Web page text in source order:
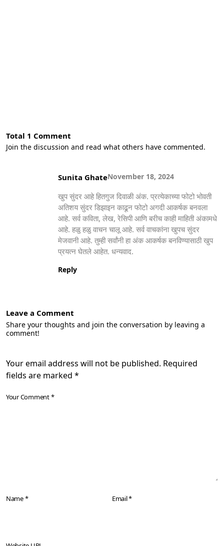
Total 1 Comment
Join the discussion and read what others have commented.
Sunita GhateNovember 18, 2024
खुप सुंदर आहे हितगुज दिवाळी अंक. प्रत्येकाच्या फोटो भोवती
अतिशय सुंदर डिझाइन काढून फोटो अगदी आकर्षक बनवला
आहे. सर्व कविता, लेख, रेसिपी आणि बरीच काही माहिती अंकामधे
आहे. हळु हळु वाचन चालू आहे. सर्व वाचकांना खुपच सुंदर
मेजवानी आहे. तुम्ही सर्वांनी हा अंक आकर्षक बनविण्यासाठी खुप
प्रयत्न घेतले आहेत. धन्यवाद.
Reply
Leave a Comment
Share your thoughts and join the conversation by leaving a
comment!
Your email address will not be published. Required
fields are marked *
Your Comment *
Name * Email *